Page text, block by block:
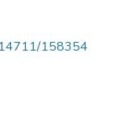
158354